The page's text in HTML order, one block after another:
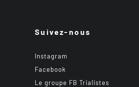
Suivez-nous
Instagram
Facebook
Le groupe FB Trialistes